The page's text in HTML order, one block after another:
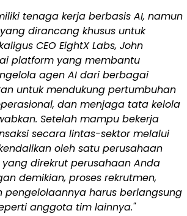
tenaga kerja berbasis AI, namun
dirancang khusus untuk
CEO EightX Labs, John
platform yang membantu
agen AI dari berbagai
untuk mendukung pertumbuhan
dan menjaga tata kelola
Setelah mampu bekerja
secara lintas-sektor melalui
oleh satu perusahaan
direkrut perusahaan Anda
demikian, proses rekrutmen,
harus berlangsung
anggota tim lainnya."